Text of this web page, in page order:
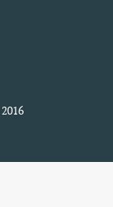
2016